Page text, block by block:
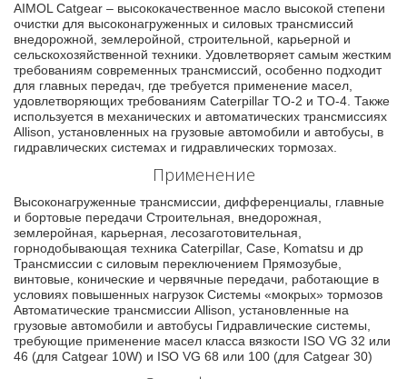
AIMOL Catgear – высококачественное масло высокой степени
очистки для высоконагруженных и силовых трансмиссий
внедорожной, землеройной, строительной, карьерной и
сельскохозяйственной техники. Удовлетворяет самым жестким
требованиям современных трансмиссий, особенно подходит
для главных передач, где требуется применение масел,
удовлетворяющих требованиям Caterpillar TO-2 и TO-4. Также
используется в механических и автоматических трансмиссиях
Allison, установленных на грузовые автомобили и автобусы, в
гидравлических системах и гидравлических тормозах.
Применение
Высоконагруженные трансмиссии, дифференциалы, главные
и бортовые передачи Строительная, внедорожная,
землеройная, карьерная, лесозаготовительная,
горнодобывающая техника Caterpillar, Case, Komatsu и др
Трансмиссии с силовым переключением Прямозубые,
винтовые, конические и червячные передачи, работающие в
условиях повышенных нагрузок Системы «мокрых» тормозов
Автоматические трансмиссии Allison, установленные на
грузовые автомобили и автобусы Гидравлические системы,
требующие применение масел класса вязкости ISO VG 32 или
46 (для Catgear 10W) и ISO VG 68 или 100 (для Catgear 30)